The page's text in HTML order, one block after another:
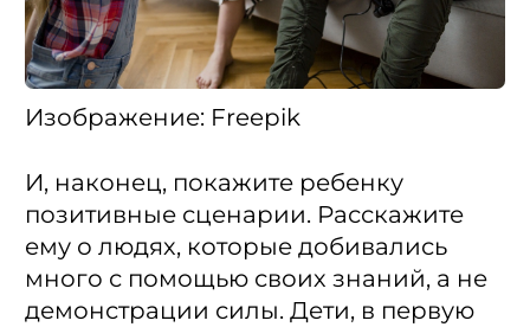
Изображение: Freepik
И, наконец, покажите ребенку
позитивные сценарии. Расскажите
ему о людях, которые добивались
много с помощью своих знаний, а не
демонстрации силы. Дети, в первую